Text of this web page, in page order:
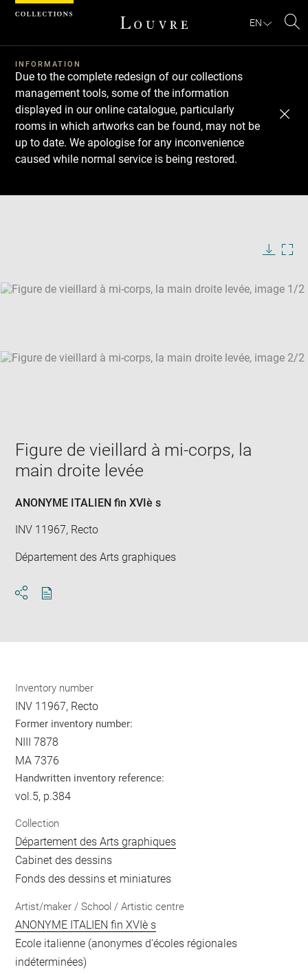
EN
INFORMATION
Due to the complete redesign of our collections
management tools, some of the information
displayed in our online catalogue, particularly
rooms in which artworks can be found, may not be
up to date. We apologise for any inconvenience
caused while normal service is being restored.
in
SKIP IMAGE CAROUSEL
Download
Next
Previous
Figure de vieillard à mi-corps, la
main droite levée
ANONYME ITALIEN fin XVIè s
INV 11967, Recto
Département des Arts graphiques
Inventory number
INV 11967, Recto
Former inventory number:
NIII 7878
MA 7376
Handwritten inventory reference:
vol.5, p.384
Collection
Département des Arts graphiques
Cabinet des dessins
Fonds des dessins et miniatures
Artist/maker / School / Artistic centre
ANONYME ITALIEN fin XVIè s
Ecole italienne (anonymes d'écoles régionales
indéterminées)
Cookies management panel